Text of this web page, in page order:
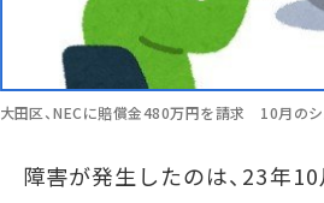
大田区、NECに賠償金480万円を請求 10月の
障害が発生したのは、23年